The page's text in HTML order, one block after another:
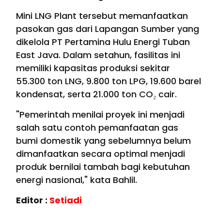
Mini LNG Plant tersebut memanfaatkan
pasokan gas dari Lapangan Sumber yang
dikelola PT Pertamina Hulu Energi Tuban
East Java. Dalam setahun, fasilitas ini
memiliki kapasitas produksi sekitar
55.300 ton LNG, 9.800 ton LPG, 19.600 barel
kondensat, serta 21.000 ton CO₂ cair.
"Pemerintah menilai proyek ini menjadi
salah satu contoh pemanfaatan gas
bumi domestik yang sebelumnya belum
dimanfaatkan secara optimal menjadi
produk bernilai tambah bagi kebutuhan
energi nasional," kata Bahlil.
Editor : Setiadi